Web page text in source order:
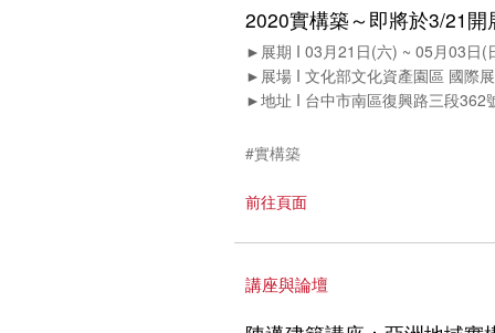
2020實構築～即將於3/21開
►展期 I 03月21日(六) ~ 05月03日(
►展場 I 文化部文化資產園區 國際
►地址 I 台中市南區復興路三段362
#實構築
前往頁面
講座與論壇